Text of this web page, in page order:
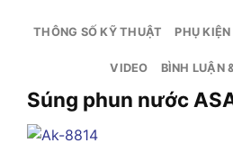
THÔNG SỐ KỸ THUẬT PHỤ
VIDEO BÌNH LUẬN
Súng phun nước